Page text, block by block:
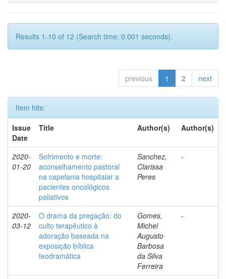
Results 1-10 of 12 (Search time: 0.001 seconds).
previous 1 2 next
Item hits:
Issue
Date
Title Author(s) Author(s)
2020-
01-20
Sofrimento e morte:
aconselhamento pastoral
na capelania hospitalar a
pacientes oncológicos
paliativos
Sanchez,
Clarissa
Peres
-
2020-
03-12
O drama da pregação: do
culto terapêutico à
adoração baseada na
exposição bíblica
teodramática
Gomes,
Michel
Augusto
Barbosa
da Silva
Ferreira
-